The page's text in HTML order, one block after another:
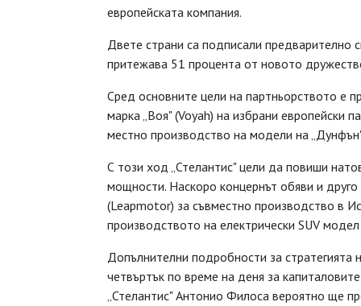
европейската компания.
Двете страни са подписали предварително
притежава 51 процента от новото
Сред основните цели на партньорството е
марка „Воя" (Voyah) на избрани европейски
местно производство на модели на
С този ход „Стелантис" цели да повиши
мощности. Наскоро концернът обяви и
(Leapmotor) за съвместно производство в
производството на електрически SUV модел
Допълнителни подробности за
четвъртък по време на деня за
„Стелантис" Антонио Филоса вероятно ще